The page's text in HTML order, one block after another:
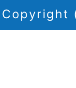
Copyright